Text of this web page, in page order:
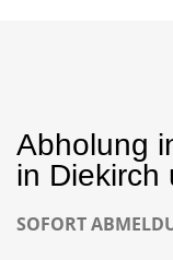
Abholung
in Diekirch
SOFORT